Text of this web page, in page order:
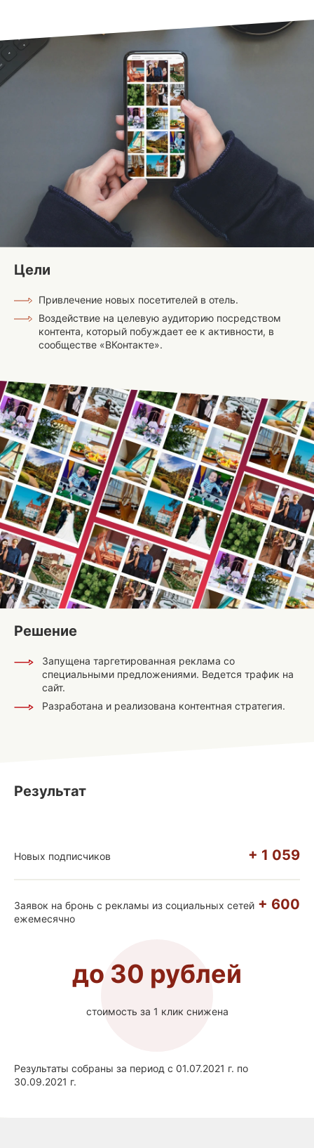
Цели
Привлечение новых посетителей в отель.
Воздействие на целевую аудиторию посредством
контента, который побуждает ее к активности, в
сообществе «ВКонтакте».
Решение
Запущена таргетированная реклама со
специальными предложениями. Ведется трафик на
сайт.
Разработана и реализована контентная стратегия.
Результат
Новых подписчиков + 1 059
Заявок на бронь с рекламы из социальных сетей
ежемесячно
+ 600
до 30 рублей
стоимость за 1 клик снижена
Результаты собраны за период с 01.07.2021 г. по
30.09.2021 г.